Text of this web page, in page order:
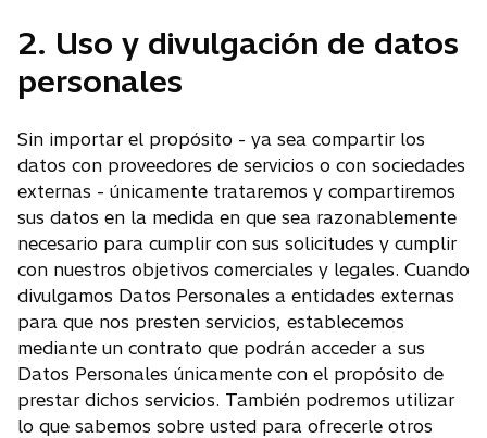
2. Uso y divulgación de datos
personales
Sin importar el propósito - ya sea compartir los
datos con proveedores de servicios o con sociedades
externas - únicamente trataremos y compartiremos
sus datos en la medida en que sea razonablemente
necesario para cumplir con sus solicitudes y cumplir
con nuestros objetivos comerciales y legales. Cuando
divulgamos Datos Personales a entidades externas
para que nos presten servicios, establecemos
mediante un contrato que podrán acceder a sus
Datos Personales únicamente con el propósito de
prestar dichos servicios. También podremos utilizar
lo que sabemos sobre usted para ofrecerle otros